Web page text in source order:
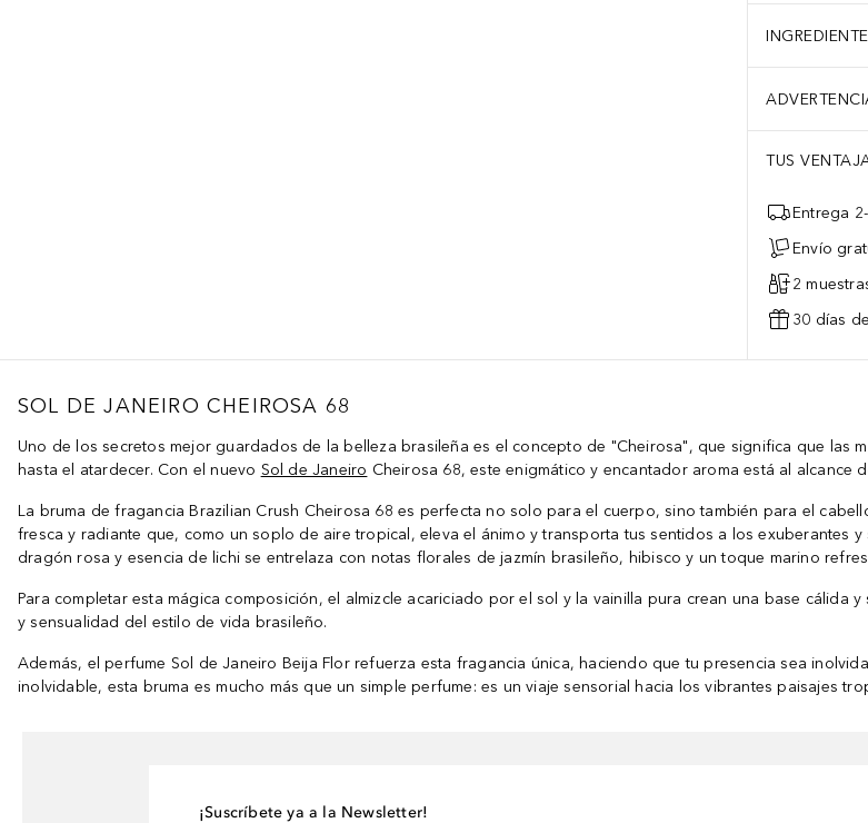
TUS
Entrega
Envío
2
30 días
SOL DE JANEIRO CHEIROSA 68
Uno de los secretos mejor guardados de la belleza brasileña es el concepto de "Cheirosa", que significa que las
hasta el atardecer. Con el nuevo Sol de Janeiro Cheirosa 68, este enigmático y encantador aroma está al alcance
La bruma de fragancia Brazilian Crush Cheirosa 68 es perfecta no solo para el cuerpo, sino también para el
fresca y radiante que, como un soplo de aire tropical, eleva el ánimo y transporta tus sentidos a los exuberantes
dragón rosa y esencia de lichi se entrelaza con notas florales de jazmín brasileño, hibisco y un toque marino
Para completar esta mágica composición, el almizcle acariciado por el sol y la vainilla pura crean una base
y sensualidad del estilo de vida brasileño.
Además, el perfume Sol de Janeiro Beija Flor refuerza esta fragancia única, haciendo que tu presencia sea
inolvidable, esta bruma es mucho más que un simple perfume: es un viaje sensorial hacia los vibrantes paisajes
¡Suscríbete ya a la Newsletter!